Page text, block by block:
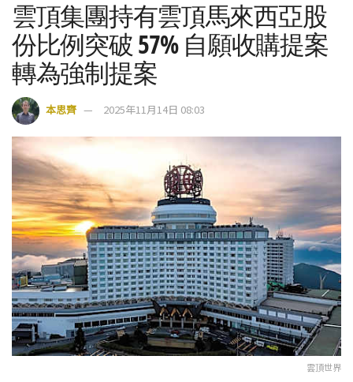
雲頂集團持有雲頂馬來西亞股
份比例突破 57% 自願收購提案
轉為強制提案
本思齊 2025年11月14日 08:03
雲頂世界